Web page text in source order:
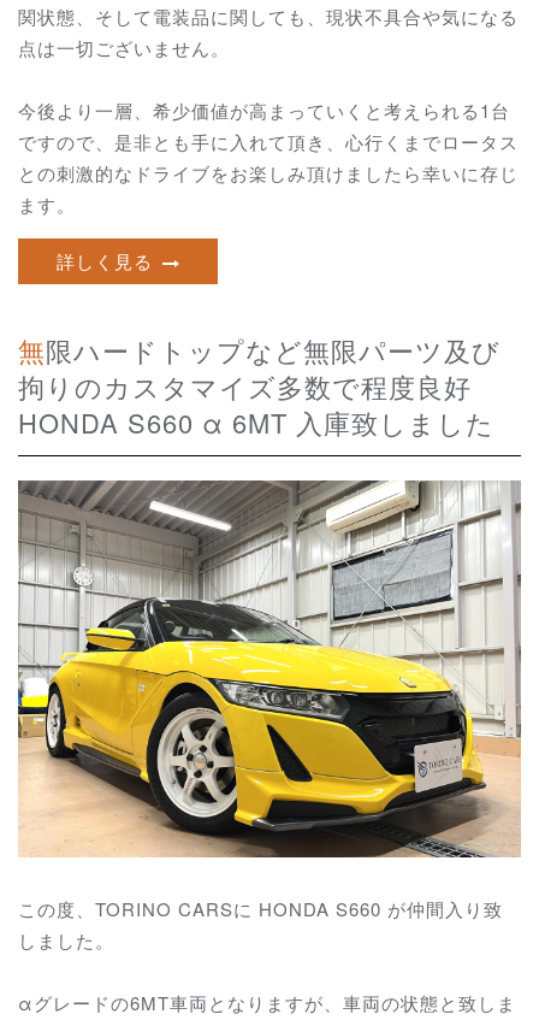
関状態、そして電装品に関しても、現状不具合や気になる
点は一切ございません。
今後より一層、希少価値が高まっていくと考えられる1台
ですので、是非とも手に入れて頂き、 心行くまでロータス
との刺激的なドライブをお楽しみ頂けましたら幸いに存じ
ます。
詳しく見る
無限ハードトップなど無限パーツ及び
拘りのカスタマイズ多数で程度良好
HONDA S660 α 6MT 入庫致しました
この度、TORINO CARSに HONDA S660 が仲間入り致
しました。
αグレードの6MT車両となりますが、 車両の状態と致しま